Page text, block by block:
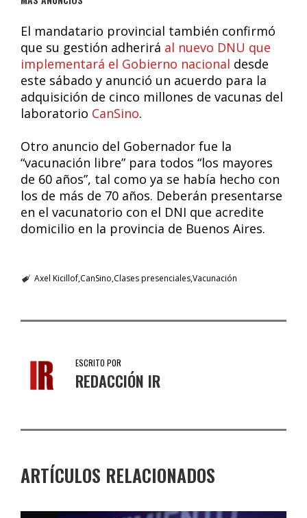
El mandatario provincial también confirmó
que su gestión adherirá al nuevo DNU que
implementará el Gobierno nacional desde
este sábado y anunció un acuerdo para la
adquisición de cinco millones de vacunas del
laboratorio CanSino.
Otro anuncio del Gobernador fue la
“vacunación libre” para todos “los mayores
de 60 años”, tal como ya se había hecho con
los de más de 70 años. Deberán presentarse
en el vacunatorio con el DNI que acredite
domicilio en la provincia de Buenos Aires.
Axel KicillofCanSino Clases presencialesVacunación
ESCRITO POR
REDACCIÓN IR
ARTÍCULOS RELACIONADOS